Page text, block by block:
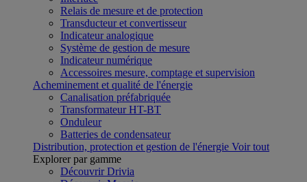
Relais de mesure et de protection
Transducteur et convertisseur
Indicateur analogique
Système de gestion de mesure
Indicateur numérique
Accessoires mesure, comptage et supervision
Acheminement et qualité de l'énergie
Canalisation préfabriquée
Transformateur HT-BT
Onduleur
Batteries de condensateur
Distribution, protection et gestion de l'énergie Voir tout
Explorer par gamme
Découvrir Drivia